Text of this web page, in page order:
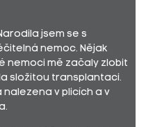
jsem se s
nemoc. Nějak
nemoci mě začaly zlobit
složitou transplantaci.
nalezena v plicích a v